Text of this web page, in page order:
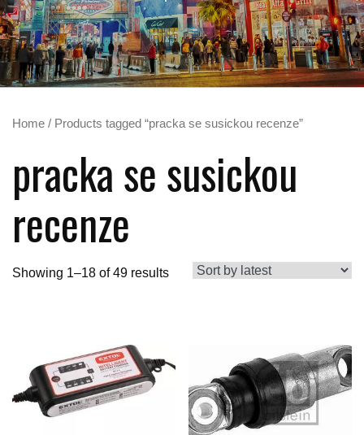
Home / Products tagged “pracka se susickou recenze”
pracka se susickou
recenze
Showing 1–18 of 49 results